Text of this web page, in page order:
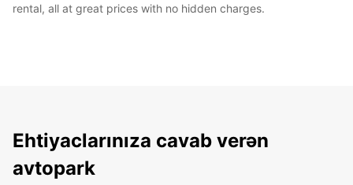
rental, all at great prices with no hidden charges.
Ehtiyaclarınıza cavab verən
avtopark